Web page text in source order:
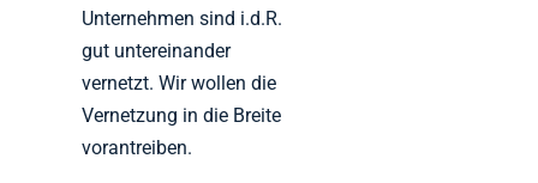
Unternehmen sind i.d.R.
gut untereinander
vernetzt. Wir wollen die
Vernetzung in die Breite
vorantreiben.